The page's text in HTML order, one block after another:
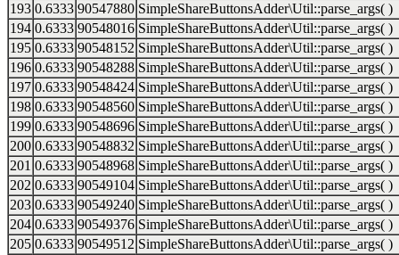
193 0.6333 90547880 SimpleShareButtonsAdder\Util::parse_args( )
194 0.6333 90548016 SimpleShareButtonsAdder\Util::parse_args( )
195 0.6333 90548152 SimpleShareButtonsAdder\Util::parse_args( )
196 0.6333 90548288 SimpleShareButtonsAdder\Util::parse_args( )
197 0.6333 90548424 SimpleShareButtonsAdder\Util::parse_args( )
198 0.6333 90548560 SimpleShareButtonsAdder\Util::parse_args( )
199 0.6333 90548696 SimpleShareButtonsAdder\Util::parse_args( )
200 0.6333 90548832 SimpleShareButtonsAdder\Util::parse_args( )
201 0.6333 90548968 SimpleShareButtonsAdder\Util::parse_args( )
202 0.6333 90549104 SimpleShareButtonsAdder\Util::parse_args( )
203 0.6333 90549240 SimpleShareButtonsAdder\Util::parse_args( )
204 0.6333 90549376 SimpleShareButtonsAdder\Util::parse_args( )
205 0.6333 90549512 SimpleShareButtonsAdder\Util::parse_args( )